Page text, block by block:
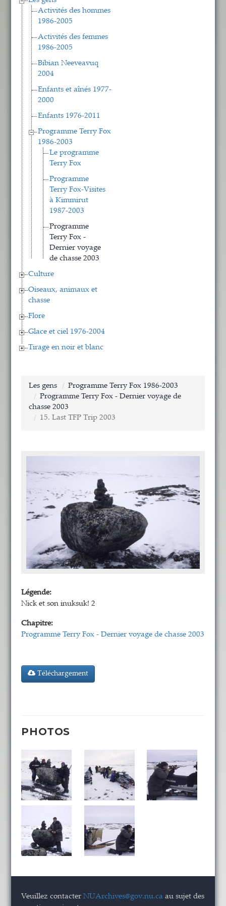
Activités des hommes
1986-2005
Activités des femmes
1986-2005
Bibian Neeveavuq
2004
Enfants et aînés 1977-
2000
Enfants 1976-2011
Programme Terry Fox
1986-2003
Le programme
Terry Fox
Programme
Terry Fox-Visites
à Kimmirut
1987-2003
Programme
Terry Fox -
Dernier voyage
de chasse 2003
Culture
Oiseaux, animaux et
chasse
Flore
Glace et ciel 1976-2004
Tirage en noir et blanc
Les gens
Programme Terry Fox 1986-2003
Programme Terry Fox - Dernier voyage de
chasse 2003
15. Last TFP Trip 2003
Légende:
Nick et son inuksuk! 2
Chapitre:
Programme Terry Fox - Dernier voyage de chasse 2003
Téléchargement
PHOTOS
Veuillez contacterNUArchives@gov.nu.ca au sujet des